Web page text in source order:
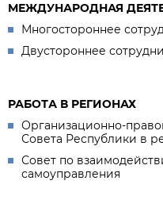
МЕЖДУНАРОДНАЯ
Многостороннее
Двустороннее
РАБОТА В РЕГИОНАХ
Организационно-
Совета Республики в
Совет по
самоуправления